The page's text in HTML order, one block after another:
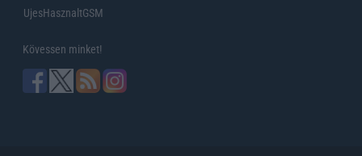
UjesHasznaltGSM
Kövessen minket!